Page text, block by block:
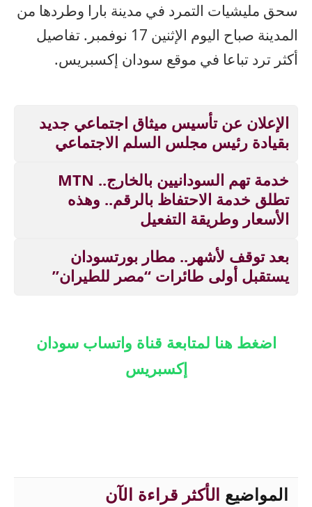
سحق مليشيات التمرد في مدينة بارا وطردها من
المدينة صباح اليوم الإثنين 17 نوفمبر. تفاصيل
أكثر ترد تباعا في موقع سودان إكسبريس.
الإعلان عن تأسيس ميثاق اجتماعي جديد
بقيادة رئيس مجلس السلم الاجتماعي
خدمة تهم السودانيين بالخارج.. MTN
تطلق خدمة الاحتفاظ بالرقم.. وهذه
الأسعار وطريقة التفعيل
بعد توقف لأشهر.. مطار بورتسودان
يستقبل أولى طائرات “مصر للطيران”
اضغط هنا لمتابعة قناة واتساب سودان
إكسبريس
المواضيع الأكثر قراءة الآن